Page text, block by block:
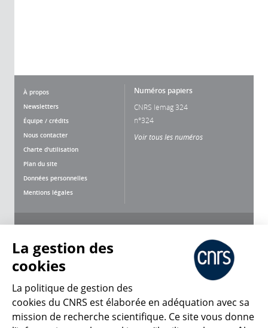
À propos
Newsletters
Équipe / crédits
Nous contacter
Charte d'utilisation
Plan du site
Données personnelles
Mentions légales
Numéros papiers
CNRS lemag 324
n°324
Voir tous les numéros
CNRS Le Mag
La gestion des
cookies
La politique de gestion des
cookies du CNRS est élaborée en adéquation avec sa
mission de recherche scientifique. Ce site vous donne